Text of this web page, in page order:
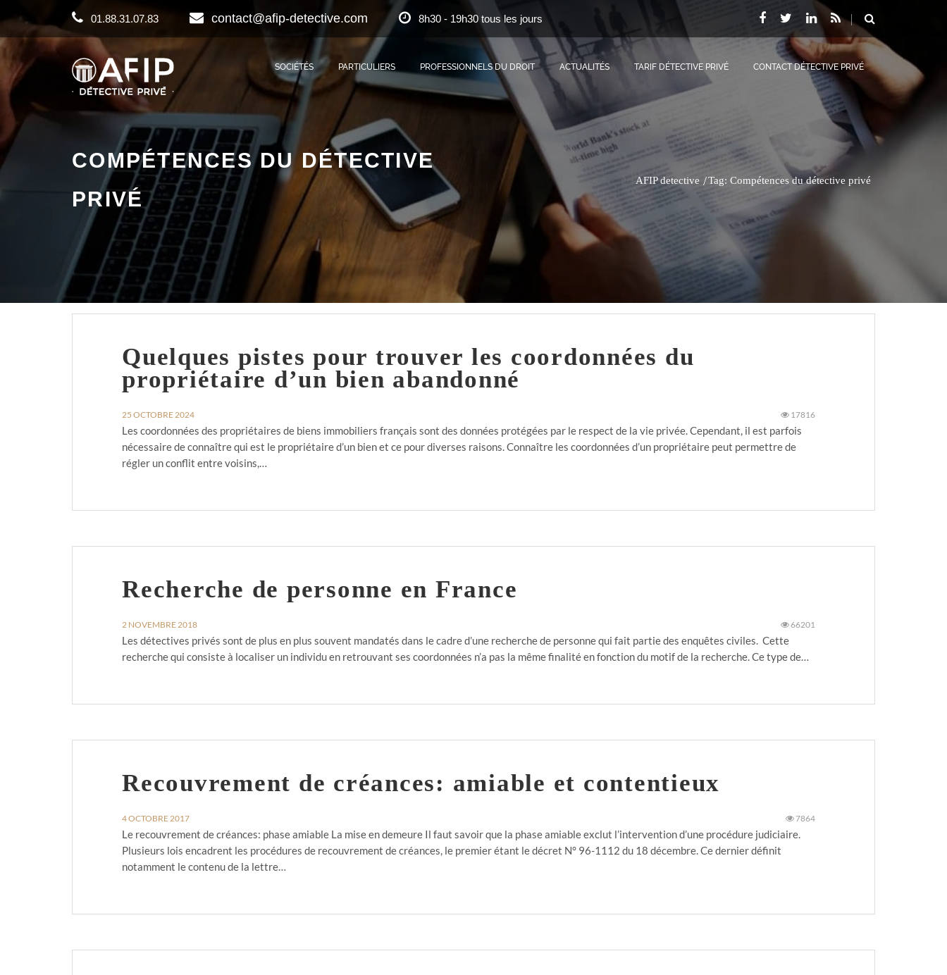
01.88.31.07.83 contact@afip-detective.com 8h30 - 19h30 tous les jours
SOCIÉTÉS PARTICULIERS PROFESSIONNELS DU DROIT ACTUALITÉS TARIF DÉTECTIVE PRIVÉ CONTACT DÉTECTIVE PRIVÉ
COMPÉTENCES DU DÉTECTIVE
PRIVÉ
AFIP detective Tag: Compétences du détective privé
Quelques pistes pour trouver les coordonnées du
propriétaire d’un bien abandonné
25 OCTOBRE 2024 17816
Les coordonnées des propriétaires de biens immobiliers français sont des données protégées par le respect de la vie privée. Cependant, il est parfois
nécessaire de connaître qui est le propriétaire d’un bien et ce pour diverses raisons. Connaître les coordonnées d’un propriétaire peut permettre de
régler un conflit entre voisins,…
Recherche de personne en France
2 NOVEMBRE 2018 66201
Les détectives privés sont de plus en plus souvent mandatés dans le cadre d’une recherche de personne qui fait partie des enquêtes civiles. Cette
recherche qui consiste à localiser un individu en retrouvant ses coordonnées n’a pas la même finalité en fonction du motif de la recherche. Ce type de…
Recouvrement de créances: amiable et contentieux
4 OCTOBRE 2017 7864
Le recouvrement de créances: phase amiable La mise en demeure Il faut savoir que la phase amiable exclut l’intervention d’une procédure judiciaire.
Plusieurs lois encadrent les procédures de recouvrement de créances, le premier étant le décret N° 96-1112 du 18 décembre. Ce dernier définit
notamment le contenu de la lettre…